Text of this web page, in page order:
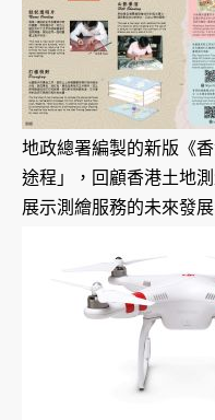
地政總署編製的新版《
途程」，回顧香港土地
展示測繪服務的未來發展